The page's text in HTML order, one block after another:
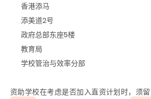
香港添马
添美道2号
政府总部东座5楼
教育局
学校管治与效率分部
资助学校在考虑是否加入直资计划时，须